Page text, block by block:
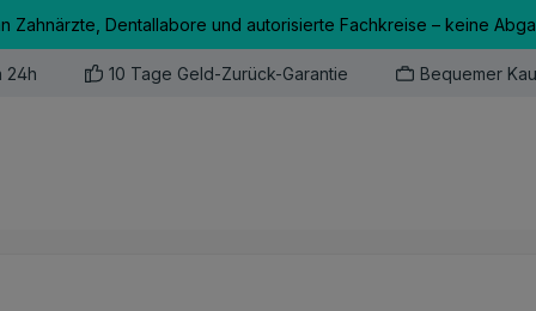
Zahnärzte, Dentallabore und autorisierte Fachkreise – keine
24h 10 Tage Geld-Zurück-Garantie Bequemer